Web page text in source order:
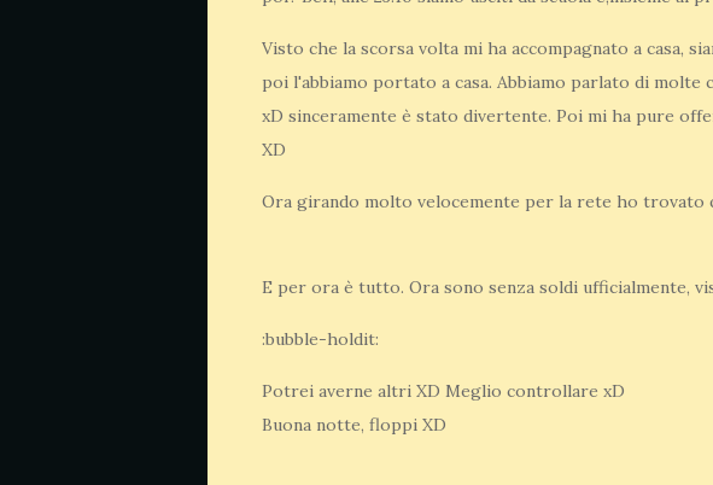
Visto che la scorsa volta mi ha accompagnato a casa,
poi l'abbiamo portato a casa. Abbiamo parlato di
xD sinceramente è stato divertente. Poi mi ha pure
XD
Ora girando molto velocemente per la rete ho trovato
E per ora è tutto. Ora sono senza soldi ufficialmente,
:bubble-holdit:
Potrei averne altri XD Meglio controllare xD
Buona notte, floppi XD